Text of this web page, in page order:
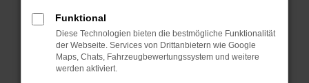
Fenster?
Starte dein Gerät neu.
Das kann manchmal helfen, vorübergehende
Probleme zu beheben.
Funktional
Diese Technologien bieten die bestmögliche Funktionalität
der Webseite. Services von Drittanbietern wie Google
Maps, Chats, Fahrzeugbewertungssystem und weitere
werden aktiviert.